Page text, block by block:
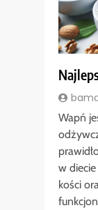
Wapń
w
kości